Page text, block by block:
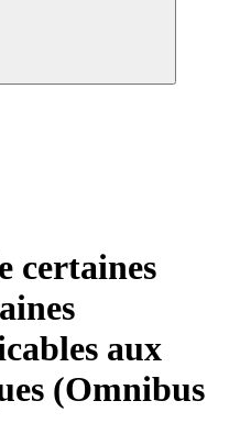
certaines
aux
(Omnibus